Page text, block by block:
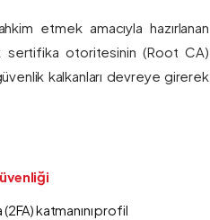
etmek amacıyla hazırlanan
sertifika otoritesinin (Root CA)
kalkanları devreye girerek
katmanını profil